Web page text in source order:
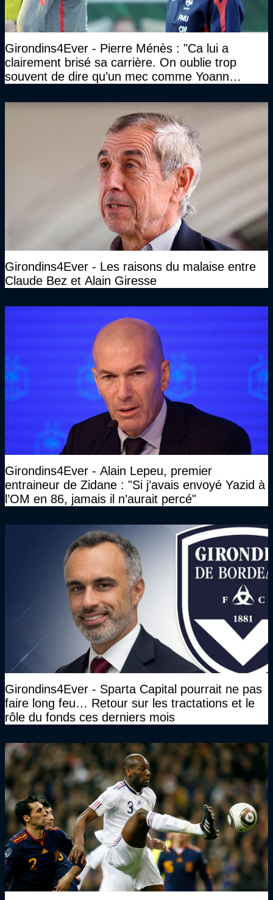
Girondins4Ever - Pierre Ménès : "Ca lui a
clairement brisé sa carrière. On oublie trop
souvent de dire qu’un mec comme Yoann
Girondins4Ever - Les raisons du malaise entre
Claude Bez et Alain Giresse
Girondins4Ever - Alain Lepeu, premier
entraineur de Zidane : "Si j’avais envoyé Yazid à
l’OM en 86, jamais il n’aurait percé"
Girondins4Ever - Sparta Capital pourrait ne pas
faire long feu… Retour sur les tractations et le
rôle du fonds ces derniers mois